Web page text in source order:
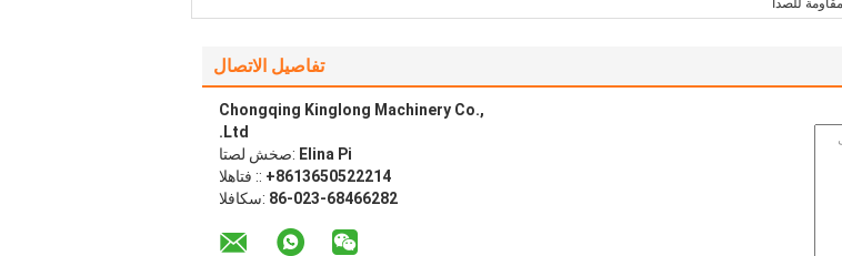
تفاصيل الاتصال
Chongqing Kinglong Machinery Co.,
Ltd.
اتصل شخص: Elina Pi
الهاتف :: +8613650522214
الفاكس: 86-023-68466282